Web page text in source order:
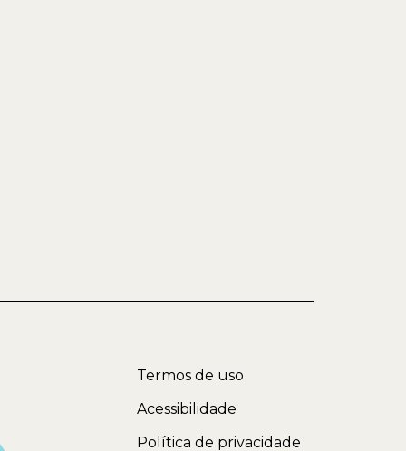
Termos de uso
Acessibilidade
Política de privacidade